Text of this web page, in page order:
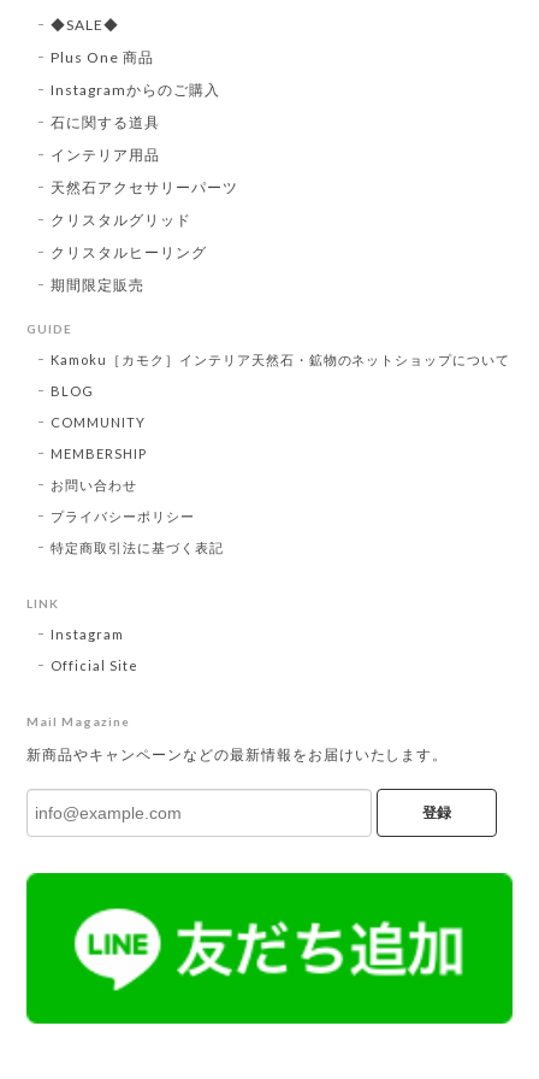
◆SALE◆
Plus One 商品
Instagramからのご購入
石に関する道具
インテリア用品
天然石アクセサリーパーツ
クリスタルグリッド
クリスタルヒーリング
期間限定販売
GUIDE
Kamoku［カモク］インテリア天然石・鉱物のネットショップについて
BLOG
COMMUNITY
MEMBERSHIP
お問い合わせ
プライバシーポリシー
特定商取引法に基づく表記
LINK
Instagram
Official Site
Mail Magazine
新商品やキャンペーンなどの最新情報をお届けいたします。
登録